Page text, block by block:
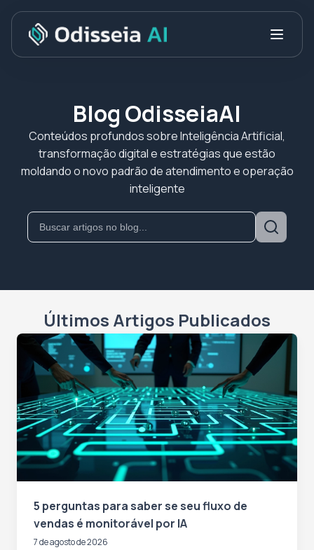
Blog OdisseiaAI
Conteúdos profundos sobre Inteligência Artificial,
transformação digital e estratégias que estão
moldando o novo padrão de atendimento e operação
inteligente
Últimos Artigos Publicados
5 perguntas para saber se seu fluxo de
vendas é monitorável por IA
7 de agosto de 2026